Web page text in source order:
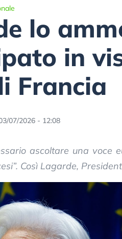
lo
in
Francia
07/2026 - 12:08
ascoltare una voce
Così Lagarde,